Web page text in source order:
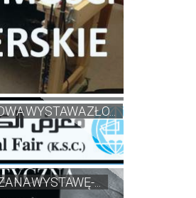
WYSTAWA ZŁO...
NA WYSTAWĘ-...